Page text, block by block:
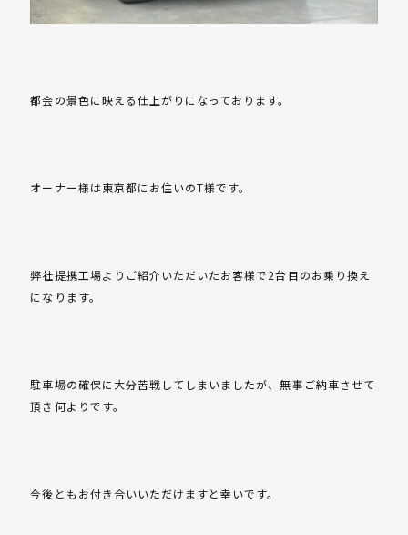
都会の景色に映える仕上がりになっております。
オーナー様は東京都にお住いのT様です。
弊社提携工場よりご紹介いただいたお客様で2台目のお乗り換え
になります。
駐車場の確保に大分苦戦してしまいましたが、無事ご納車させて
頂き何よりです。
今後ともお付き合いいただけますと幸いです。